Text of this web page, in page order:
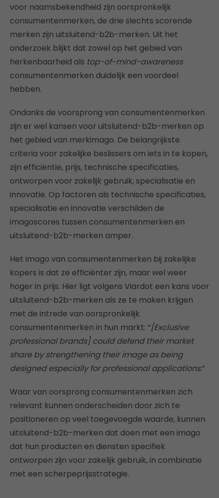
voor naamsbekendheid zijn oorspronkelijk
consumentenmerken, de drie slechts scorende
merken zijn uitsluitend-b2b-merken. Uit het
onderzoek blijkt dat zowel op het gebied van
herkenbaarheid als top-of-mind-awareness
consumentenmerken duidelijk een voordeel
hebben.
Ondanks de voorsprong van consumentenmerken
zijn er wel kansen voor uitsluitend-b2b-merken op
het gebied van merkimago. De belangrijkste
criteria voor zakelijke beslissers om iets in te kopen,
zijn efficiëntie, prijs, technische specificaties,
ontworpen voor zakelijk gebruik, specialisatie en
innovatie. Op factoren als technische specificaties,
specialisatie en innovatie verschilden de
imagoscores tussen consumentenmerken en
uitsluitend-b2b-merken amper.
Het imago van consumentenmerken bij zakelijke
kopers is dat ze efficiënter zijn, maar wel weer
hoger in prijs. Hier ligt volgens Viardot een kans voor
uitsluitend-b2b-merken als ze te maken krijgen
met de intrede van oorspronkelijk
consumentenmerken in hun markt: “[Exclusive
professional brands] could defend their market
share by strengthening their image as being
designed especially for professional applications.”
Waar van oorsprong consumentenmerken zich
relevant kunnen onderscheiden door zich te
positioneren op veel toegevoegde waarde, kunnen
uitsluitend-b2b-merken dat doen met een imago
dat hun producten en diensten specifiek
ontworpen zijn voor zakelijk gebruik, in combinatie
met een scherpeprijsstrategie.